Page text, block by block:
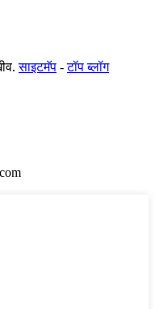
साइटमॅप -टॉप ब्लॉग